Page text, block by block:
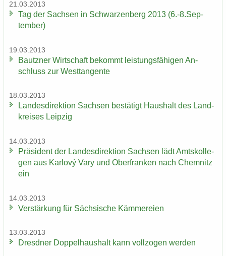
21.03.2013
Tag der Sach­sen in Schwar­zen­berg 2013 (6.-8.Sep­
tem­ber)
19.03.2013
Bautz­ner Wirt­schaft be­kommt leis­tungs­fä­hi­gen An­
schluss zur West­tan­gen­te
18.03.2013
Lan­des­di­rek­ti­on Sach­sen be­stä­tigt Haus­halt des Land­
krei­ses Leip­zig
14.03.2013
Prä­si­dent der Lan­des­di­rek­ti­on Sach­sen lädt Amts­kol­le­
gen aus Karlový Vary und Ober­fran­ken nach Chem­nitz
ein
14.03.2013
Ver­stär­kung für Säch­si­sche Käm­me­rei­en
13.03.2013
Dresd­ner Dop­pel­haus­halt kann voll­zo­gen wer­den